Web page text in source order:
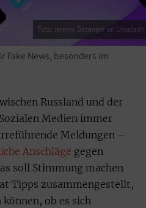
Foto: Jeremy Bezanger on Unsplash
Fake News, besonders im
Russland und der
Medien immer
Meldungen –
Anschläge gegen
soll Stimmung machen
Tipps zusammengestellt,
ob es sich